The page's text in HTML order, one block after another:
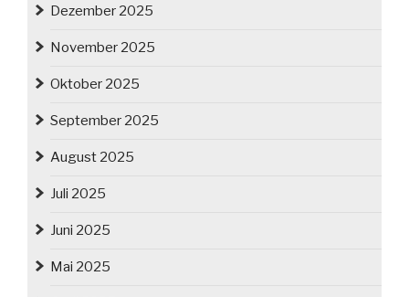
Dezember 2025
November 2025
Oktober 2025
September 2025
August 2025
Juli 2025
Juni 2025
Mai 2025